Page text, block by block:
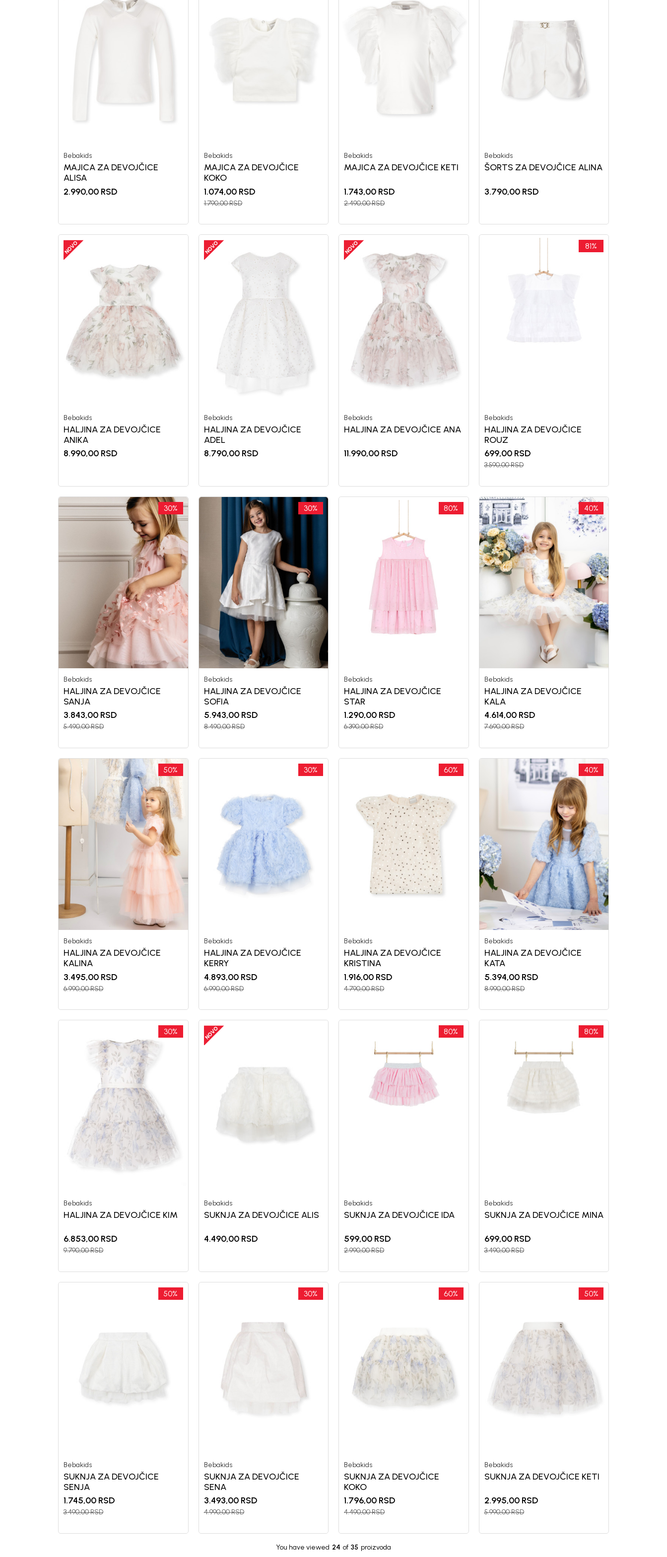
Bebakids
MAJICA ZA DEVOJČICE
ALISA
2.990,00 RSD
Bebakids
MAJICA ZA DEVOJČICE
KOKO
1.074,00 RSD
1.790,00RSD
Bebakids
MAJICA ZA DEVOJČICE KETI
1.743,00 RSD
2.490,00RSD
Bebakids
ŠORTS ZA DEVOJČICE ALINA
3.790,00 RSD
Bebakids
HALJINA ZA DEVOJČICE
ANIKA
8.990,00 RSD
Bebakids
HALJINA ZA DEVOJČICE
ADEL
8.790,00 RSD
Bebakids
HALJINA ZA DEVOJČICE ANA
11.990,00 RSD
81%
Bebakids
HALJINA ZA DEVOJČICE
ROUZ
699,00 RSD
3.590,00RSD
30%
Bebakids
HALJINA ZA DEVOJČICE
SANJA
3.843,00 RSD
5.490,00RSD
30%
Bebakids
HALJINA ZA DEVOJČICE
SOFIA
5.943,00 RSD
8.490,00RSD
80%
Bebakids
HALJINA ZA DEVOJČICE
STAR
1.290,00 RSD
6.390,00RSD
40%
Bebakids
HALJINA ZA DEVOJČICE
KALA
4.614,00 RSD
7.690,00RSD
50%
Bebakids
HALJINA ZA DEVOJČICE
KALINA
3.495,00 RSD
6.990,00RSD
30%
Bebakids
HALJINA ZA DEVOJČICE
KERRY
4.893,00 RSD
6.990,00RSD
60%
Bebakids
HALJINA ZA DEVOJČICE
KRISTINA
1.916,00 RSD
4.790,00RSD
40%
Bebakids
HALJINA ZA DEVOJČICE
KATA
5.394,00 RSD
8.990,00RSD
30%
Bebakids
HALJINA ZA DEVOJČICE KIM
6.853,00 RSD
9.790,00RSD
Bebakids
SUKNJA ZA DEVOJČICE ALIS
4.490,00 RSD
80%
Bebakids
SUKNJA ZA DEVOJČICE IDA
599,00 RSD
2.990,00RSD
80%
Bebakids
SUKNJA ZA DEVOJČICE MINA
699,00 RSD
3.490,00RSD
50%
Bebakids
SUKNJA ZA DEVOJČICE
SENJA
1.745,00 RSD
3.490,00RSD
30%
Bebakids
SUKNJA ZA DEVOJČICE
SENA
3.493,00 RSD
4.990,00RSD
60%
Bebakids
SUKNJA ZA DEVOJČICE
KOKO
1.796,00 RSD
4.490,00RSD
50%
Bebakids
SUKNJA ZA DEVOJČICE KETI
2.995,00 RSD
5.990,00RSD
You have viewed 24 of 35 proizvoda
Registruj se i osvoji
10%POPUSTA
uz prvu kupovinu
putem Promo-Tiket koda!
Generacije rastu uz BebaKids – brend kome roditelji već
decenijama veruju.
Prijavi se, ostvari popuste i postani deo BebaKids priče.
Unesi svoju imejl adresu.
Potvrđujem da sam pročitao/la, razumeo/la i da se slažem sa
politikom privatnosti